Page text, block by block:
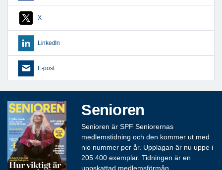
X
LinkedIn
E-post
Senioren
Senioren är SPF Seniorernas
medlemstidning och den kommer ut med
nio nummer per år. Upplagan är nu uppe i
205 400 exemplar. Tidningen är en
uppskattad medlemsförmån.